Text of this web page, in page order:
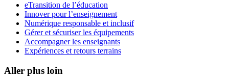
eTransition de l’éducation
Innover pour l’enseignement
Numérique responsable et inclusif
Gérer et sécuriser les équipements
Accompagner les enseignants
Expériences et retours terrains
Aller plus loin